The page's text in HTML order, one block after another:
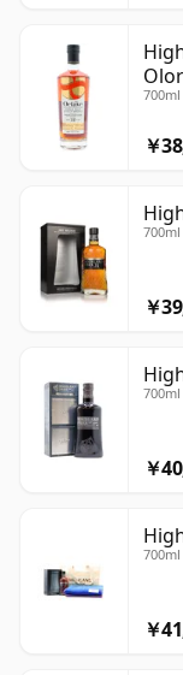
年
700ml
￥
700ml
￥
700ml
￥
700ml
￥